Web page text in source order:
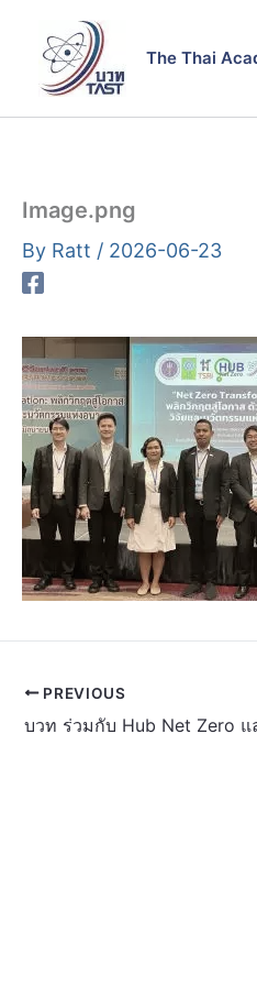
content
The Thai
Image.png
By Ratt / 2026-06-23
PREVIOUS